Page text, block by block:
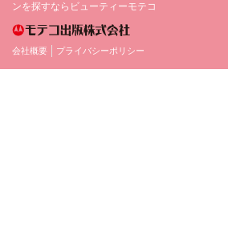
ンを探すならビューティーモテコ
会社概要 プライバシーポリシー